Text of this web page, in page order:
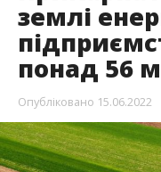
землі
понад 56
Опубліковано 15.06.2022